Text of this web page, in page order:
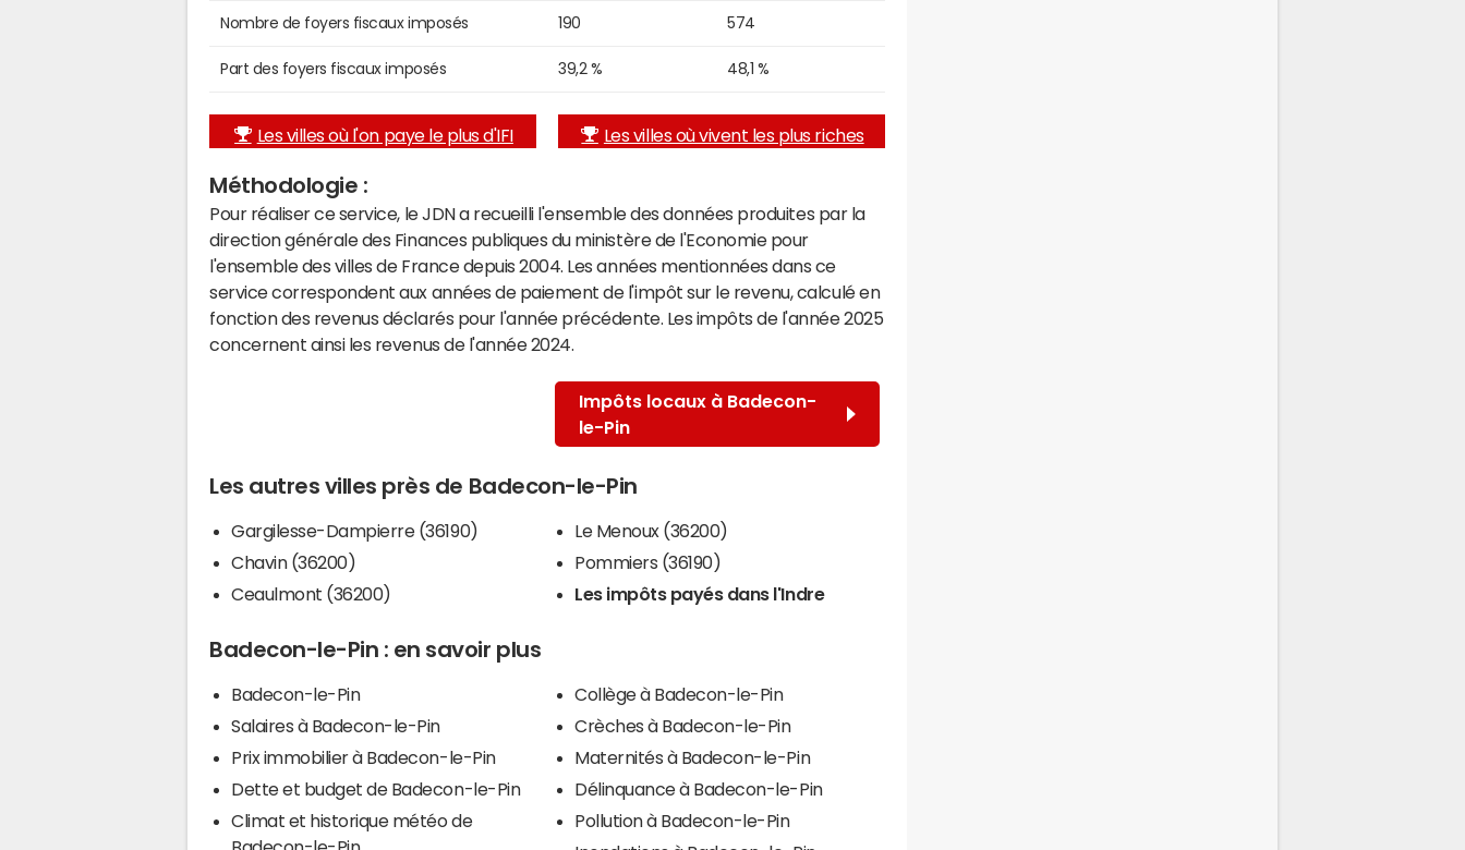
Nombre de foyers fiscaux imposés 190 574
Part des foyers fiscaux imposés 39,2 % 48,1 %
Les villes où l'on paye le plus d'IFI Les villes où vivent les plus riches
Méthodologie :
Pour réaliser ce service, le JDN a recueilli l'ensemble des données produites par la
direction générale des Finances publiques du ministère de l'Economie pour
l'ensemble des villes de France depuis 2004. Les années mentionnées dans ce
service correspondent aux années de paiement de l'impôt sur le revenu, calculé en
fonction des revenus déclarés pour l'année précédente. Les impôts de l'année 2025
concernent ainsi les revenus de l'année 2024.
Impôts locaux à Badecon-
le-Pin
Les autres villes près de Badecon-le-Pin
Gargilesse-Dampierre (36190)
Chavin (36200)
Ceaulmont (36200)
Le Menoux (36200)
Pommiers (36190)
Les impôts payés dans l'Indre
Badecon-le-Pin : en savoir plus
Badecon-le-Pin
Salaires à Badecon-le-Pin
Prix immobilier à Badecon-le-Pin
Dette et budget de Badecon-le-Pin
Climat et historique météo de
Collège à Badecon-le-Pin
Crèches à Badecon-le-Pin
Maternités à Badecon-le-Pin
Délinquance à Badecon-le-Pin
Pollution à Badecon-le-Pin